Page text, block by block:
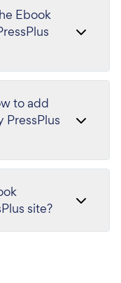
Ebook
to add
PressPlus
site?